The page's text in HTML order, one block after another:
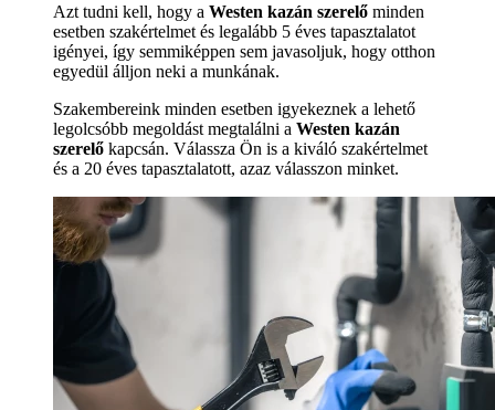
Azt tudni kell, hogy a Westen kazán szerelő minden
esetben szakértelmet és legalább 5 éves tapasztalatot
igényei, így semmiképpen sem javasoljuk, hogy otthon
egyedül álljon neki a munkának.
Szakembereink minden esetben igyekeznek a lehető
legolcsóbb megoldást megtalálni a Westen kazán
szerelő kapcsán. Válassza Ön is a kiváló szakértelmet
és a 20 éves tapasztalatott, azaz válasszon minket.